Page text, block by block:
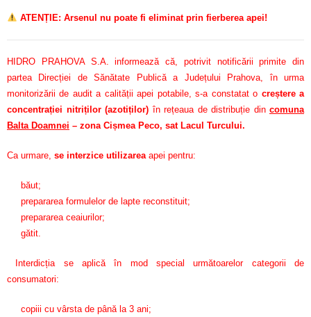
ATENȚIE: Arsenul nu poate fi eliminat prin fierberea apei!
HIDRO PRAHOVA S.A. informează că, potrivit notificării primite din
partea Direcției de Sănătate Publică a Județului Prahova, în urma
monitorizării de audit a calității apei potabile, s-a constatat o creștere a
concentrației nitriților (azotiților) în rețeaua de distribuție din comuna
Balta Doamnei – zona Cișmea Peco, sat Lacul Turcului.
Ca urmare, se interzice utilizareaapei pentru:
băut;
prepararea formulelor de lapte reconstituit;
prepararea ceaiurilor;
gătit.
Interdicția se aplică în mod special următoarelor categorii de
consumatori:
copiii cu vârsta de până la 3 ani;